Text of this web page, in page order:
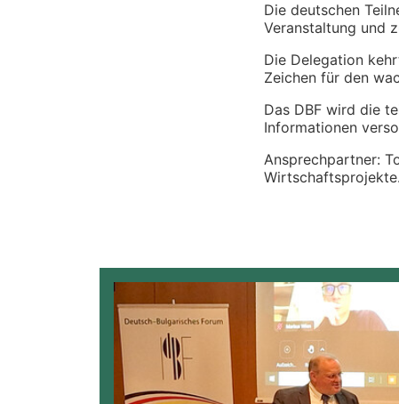
Die deutschen
Veranstaltung und
Die Delegation
Zeichen für den
Das DBF wird die
Informationen
Ansprechpartner: